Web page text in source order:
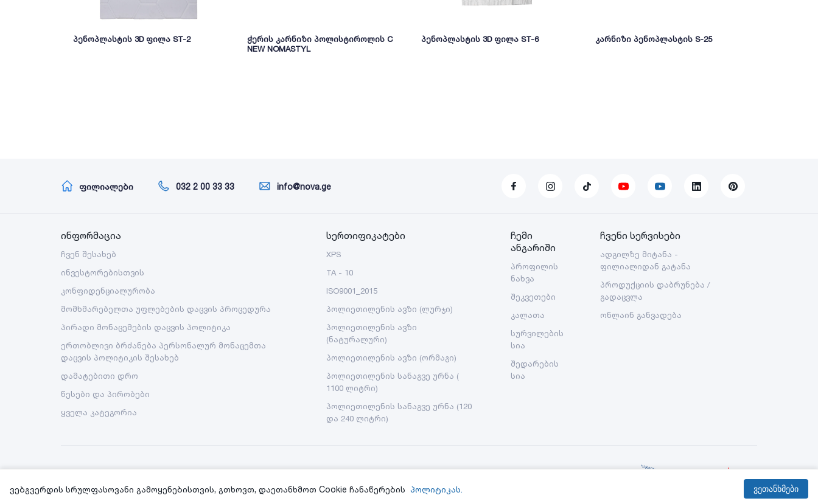
პენოპლასტის 3D ფილა ST-2
ჭერის კარნიზი პოლისტიროლის C
NEW NOMASTYL
პენოპლასტის 3D ფილა ST-6 კარნიზი პენოპლასტის S-25
ფილიალები 032 2 00 33 33 info@nova.ge
ინფორმაცია
ჩვენ შესახებ
ინვესტორებისთვის
კონფიდენციალურობა
მომხმარებელთა უფლებების დაცვის პროცედურა
პირადი მონაცემების დაცვის პოლიტიკა
ერთობლივი ბრძანება პერსონალურ მონაცემთა
დაცვის პოლიტიკის შესახებ
დამატებითი დრო
წესები და პირობები
ყველა კატეგორია
სერთიფიკატები
XPS
TA - 10
ISO9001_2015
პოლიეთილენის ავზი (ლურჯი)
პოლიეთილენის ავზი
(ნატურალური)
პოლიეთილენის ავზი (ორმაგი)
პოლიეთილენის სანაგვე ურნა (
1100 ლიტრი)
პოლიეთილენის სანაგვე ურნა (120
და 240 ლიტრი)
ჩემი
ანგარიში
პროფილის
ნახვა
შეკვეთები
კალათა
სურვილების
სია
შედარების
სია
ჩვენი სერვისები
ადგილზე მიტანა -
ფილიალიდან გატანა
პროდუქციის დაბრუნება /
გადაცვლა
ონლაინ განვადება
ვებგვერდის სრულფასოვანი გამოყენებისთვის, გთხოვთ, დაეთანხმოთ Cookie ჩანაწერების პოლიტიკას. ვეთანხმები